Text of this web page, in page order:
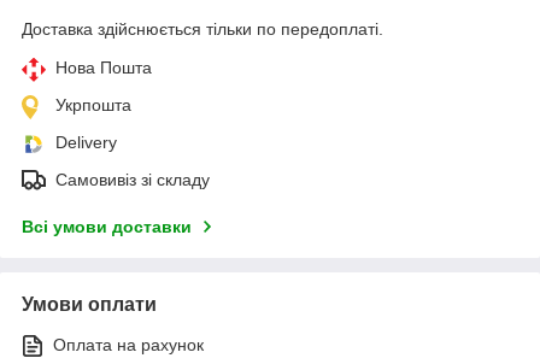
Доставка здійснюється тільки по передоплаті.
Нова Пошта
Укрпошта
Delivery
Самовивіз зі складу
Всі умови доставки
Умови оплати
Оплата на рахунок